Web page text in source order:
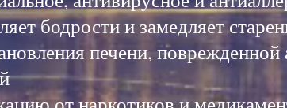
бодрости и замедляет
печени,